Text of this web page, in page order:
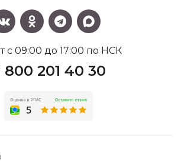
с 09:00 до 17:00 по НСК
800 201 40 30